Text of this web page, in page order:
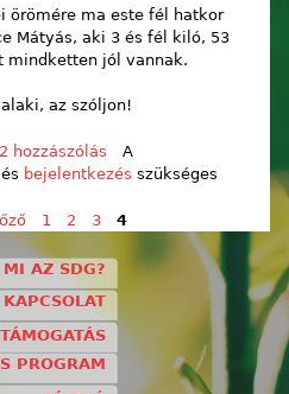
örömére ma este fél hatkor
Mátyás, aki 3 és fél kiló, 53
mindketten jól vannak.
az szóljon!
Bence Mátyás tartalommal
2 hozzászólás
A
és bejelentkezés szükséges
1 2 3 4
MI AZ SDG?
KAPCSOLAT
TÁMOGATÁS
PROGRAM